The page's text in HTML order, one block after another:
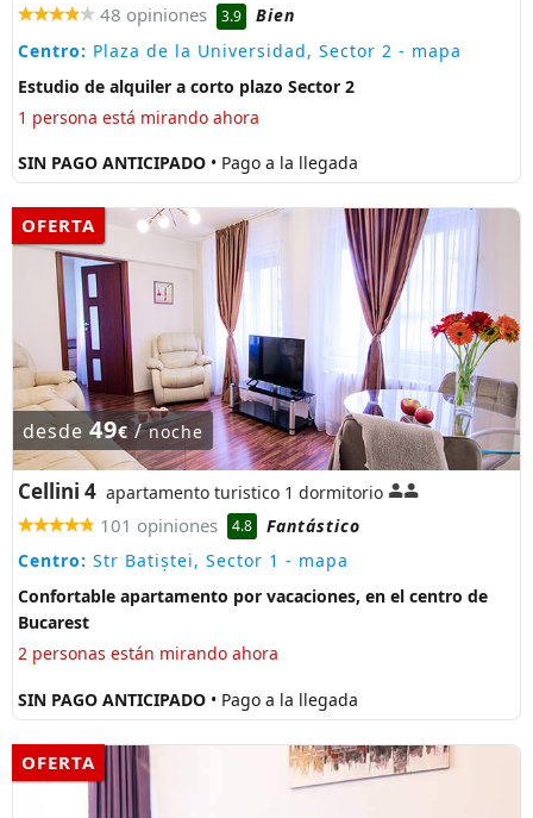
48 opiniones 3.9
Bien
Centro: Plaza de la Universidad, Sector 2 - mapa
Estudio de alquiler a corto plazo Sector 2
1 persona está mirando ahora
SIN PAGO ANTICIPADO • Pago a la llegada
OFERTA
desde 49€/noche
Cellini 4 apartamento turistico 1 dormitorio
101 opiniones 4.8
Fantástico
Centro: Str Batiștei, Sector 1 - mapa
Confortable apartamento por vacaciones, en el centro de
Bucarest
2 personas están mirando ahora
SIN PAGO ANTICIPADO • Pago a la llegada
OFERTA